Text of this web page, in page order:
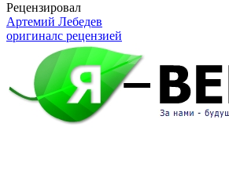
Рецензировал
Артемий Лебедев
оригиналс рецензией